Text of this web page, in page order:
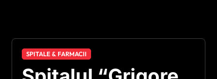
SPITALE & FARMACII